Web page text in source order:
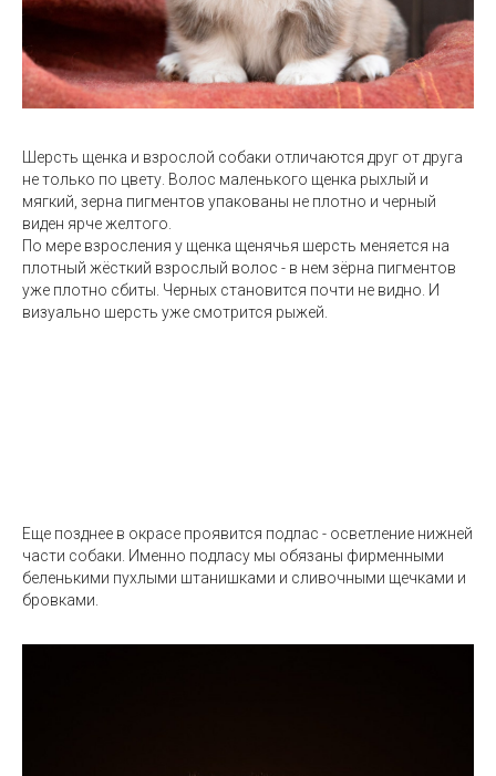
Шерсть щенка и взрослой собаки отличаются друг от друга
не только по цвету. Волос маленького щенка рыхлый и
мягкий, зерна пигментов упакованы не плотно и черный
виден ярче желтого.
По мере взросления у щенка щенячья шерсть меняется на
плотный жёсткий взрослый волос - в нем зёрна пигментов
уже плотно сбиты. Черных становится почти не видно. И
визуально шерсть уже смотрится рыжей.
Еще позднее в окрасе проявится подлас - осветление нижней
части собаки. Именно подласу мы обязаны фирменными
беленькими пухлыми штанишками и сливочными щечками и
бровками.